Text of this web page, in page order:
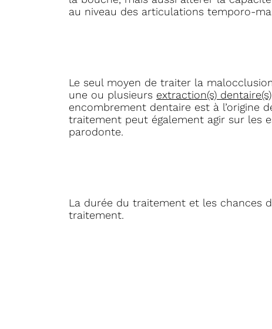
au niveau des articulations temporo-
Le seul moyen de traiter la
une ou plusieurs extraction(s) dentaire(s)
encombrement dentaire est à l’origine
traitement peut également agir sur les
parodonte.
La durée du traitement et les chances
traitement.